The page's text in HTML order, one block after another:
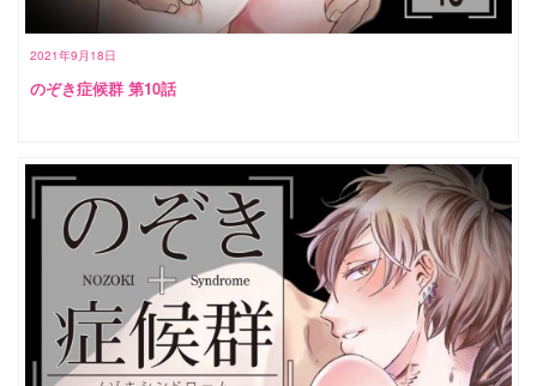
2021年9月18日
のぞき症候群 第10話